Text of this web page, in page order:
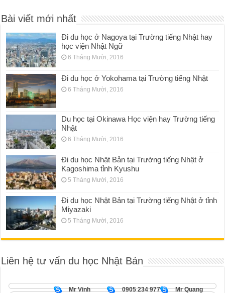
Bài viết mới nhất
Đi du học ở Nagoya tại Trường tiếng Nhật hay
học viện Nhật Ngữ
6 Tháng Mười, 2016
Đi du học ở Yokohama tại Trường tiếng Nhật
6 Tháng Mười, 2016
Du học tại Okinawa Học viện hay Trường tiếng
Nhật
6 Tháng Mười, 2016
Đi du học Nhật Bản tại Trường tiếng Nhật ở
Kagoshima tỉnh Kyushu
5 Tháng Mười, 2016
Đi du học Nhật Bản tại Trường tiếng Nhật ở tỉnh
Miyazaki
5 Tháng Mười, 2016
Liên hệ tư vấn du học Nhật Bản
Mr Quang
0905 234 977
Mr Vinh